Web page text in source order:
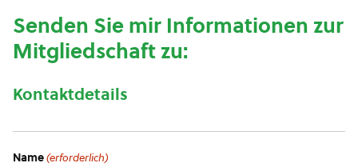
Senden Sie mir Informationen zur
Mitgliedschaft zu:
Kontaktdetails
Name(erforderlich)